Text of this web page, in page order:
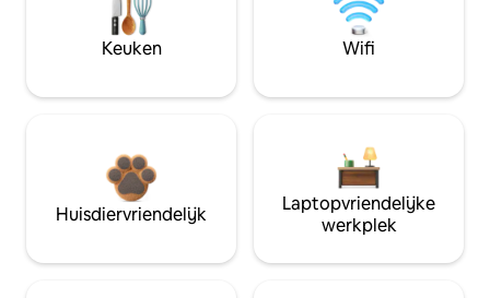
Keuken Wifi
Huisdiervriendelijk
Laptopvriendelijke
werkplek